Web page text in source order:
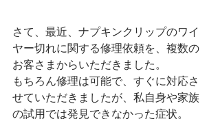
さて、最近、ナプキンクリップのワイ
ヤー切れに関する修理依頼を、複数の
お客さまからいただきました。
もちろん修理は可能で、すぐに対応さ
せていただきましたが、私自身や家族
の試用では発見できなかった症状。